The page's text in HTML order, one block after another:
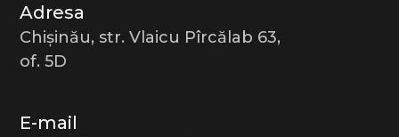
Adresa
Chișinău, str. Vlaicu Pîrcălab 63,
of. 5D
E-mail